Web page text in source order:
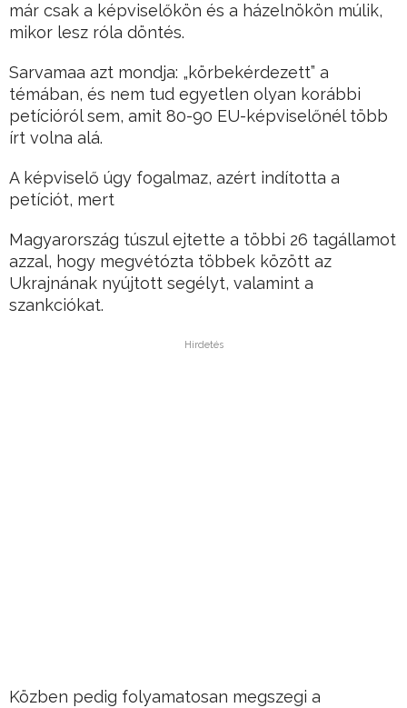
már csak a képviselőkön és a házelnökön múlik,
mikor lesz róla döntés.
Sarvamaa azt mondja: „körbekérdezett” a
témában, és nem tud egyetlen olyan korábbi
petícióról sem, amit 80-90 EU-képviselőnél több
írt volna alá.
A képviselő úgy fogalmaz, azért indította a
petíciót, mert
Magyarország túszul ejtette a többi 26 tagállamot
azzal, hogy megvétózta többek között az
Ukrajnának nyújtott segélyt, valamint a
szankciókat.
Hirdetés
Közben pedig folyamatosan megszegi a